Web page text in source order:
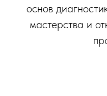
основ
мастерства и